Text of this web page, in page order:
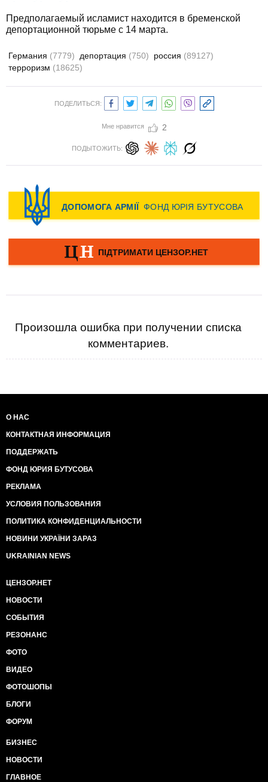
Предполагаемый исламист находится в бременской
депортационной тюрьме с 14 марта.
Германия (7779) депортация (750) россия (89127)
терроризм (18625)
ПОДЕЛИТЬСЯ:
Мне нравится 2
ПОДЫТОЖИТЬ:
Произошла ошибка при получении списка
комментариев.
О НАС
КОНТАКТНАЯ ИНФОРМАЦИЯ
ПОДДЕРЖАТЬ
ФОНД ЮРИЯ БУТУСОВА
РЕКЛАМА
УСЛОВИЯ ПОЛЬЗОВАНИЯ
ПОЛИТИКА КОНФИДЕНЦИАЛЬНОСТИ
НОВИНИ УКРАЇНИ ЗАРАЗ
UKRAINIAN NEWS
ЦЕНЗОР.НЕТ
НОВОСТИ
СОБЫТИЯ
РЕЗОНАНС
ФОТО
ВИДЕО
ФОТОШОПЫ
БЛОГИ
ФОРУМ
БИЗНЕС
НОВОСТИ
ГЛАВНОЕ